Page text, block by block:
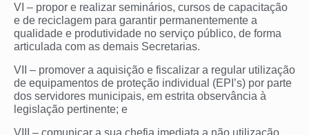
VI – propor e realizar seminários, cursos de capacitação
e de reciclagem para garantir permanentemente a
qualidade e produtividade no serviço público, de forma
articulada com as demais Secretarias.
VII – promover a aquisição e fiscalizar a regular utilização
de equipamentos de proteção individual (EPI’s) por parte
dos servidores municipais, em estrita observância à
legislação pertinente; e
VIII – comunicar a sua chefia imediata a não utilização